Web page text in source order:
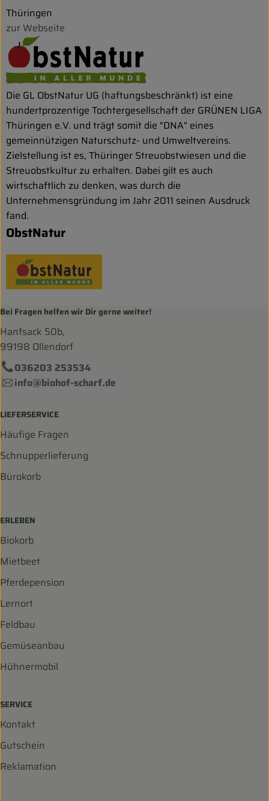
Thüringen
zur Webseite
Die GL ObstNatur UG (haftungsbeschränkt) ist eine
hundertprozentige Tochtergesellschaft der GRÜNEN LIGA
Thüringen e.V. und trägt somit die "DNA" eines
gemeinnützigen Naturschutz- und Umweltvereins.
Zielstellung ist es, Thüringer Streuobstwiesen und die
Streuobstkultur zu erhalten. Dabei gilt es auch
wirtschaftlich zu denken, was durch die
Unternehmensgründung im Jahr 2011 seinen Ausdruck
fand.
ObstNatur
Bei Fragen helfen wir Dir gerne weiter!
Hanfsack 50b,
99198 Ollendorf
036203 253534
info@biohof-scharf.de
LIEFERSERVICE
Häufige Fragen
Schnupperlieferung
Bürokorb
ERLEBEN
Biokorb
Mietbeet
Pferdepension
Lernort
Feldbau
Gemüseanbau
Hühnermobil
SERVICE
Kontakt
Gutschein
Reklamation